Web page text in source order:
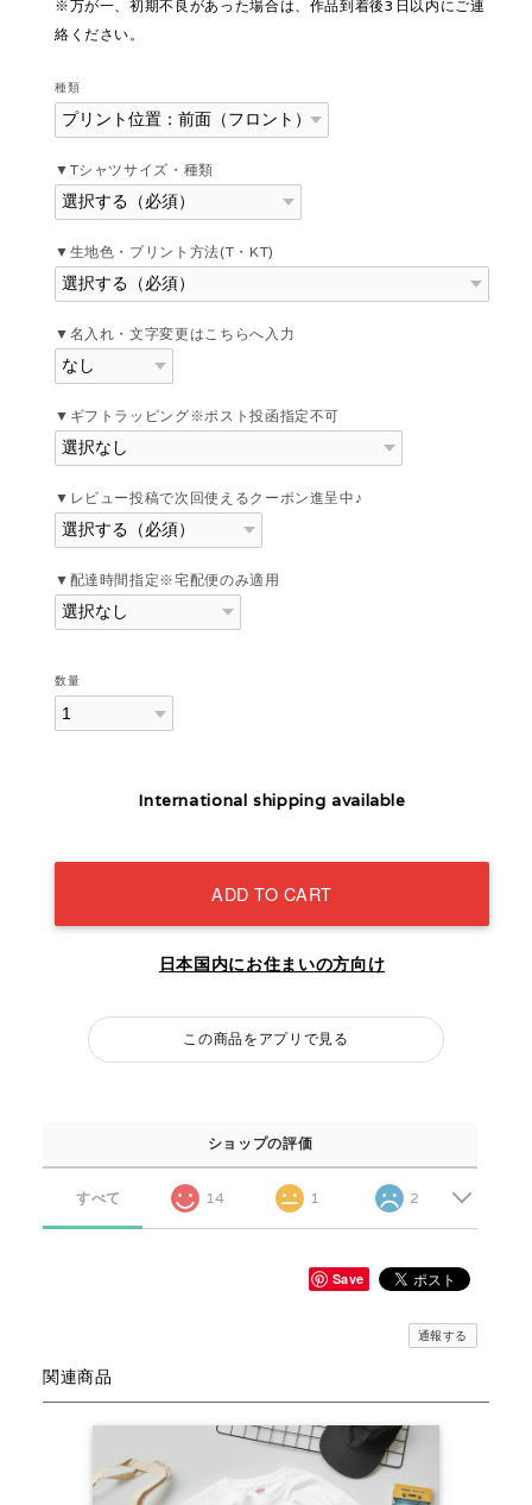
※万が一、初期不良があった場合は、作品到着後3日以内にご連
絡ください。
種類
▼Tシャツサイズ・種類
▼生地色・プリント方法(T・KT)
▼名入れ・文字変更はこちらへ入力
▼ギフトラッピング※ポスト投函指定不可
▼レビュー投稿で次回使えるクーポン進呈中♪
▼配達時間指定※宅配便のみ適用
数量
International shipping available
ADD TO CART
日本国内にお住まいの方向け
この商品をアプリで見る
ショップの評価
すべて 14 1 2
Save
通報する
関連商品